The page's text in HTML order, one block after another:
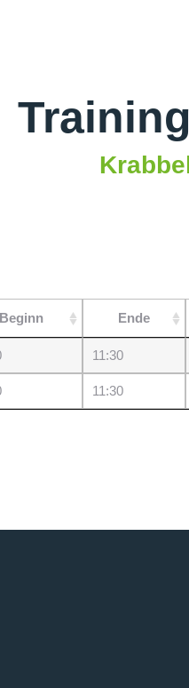
Beginn Ende
11:30
11:30